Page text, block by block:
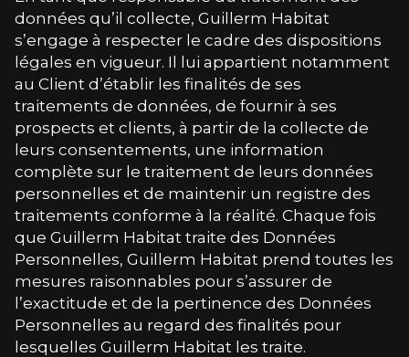
données qu’il collecte, Guillerm Habitat
s’engage à respecter le cadre des dispositions
légales en vigueur. Il lui appartient notamment
au Client d’établir les finalités de ses
traitements de données, de fournir à ses
prospects et clients, à partir de la collecte de
leurs consentements, une information
complète sur le traitement de leurs données
personnelles et de maintenir un registre des
traitements conforme à la réalité. Chaque fois
que Guillerm Habitat traite des Données
Personnelles, Guillerm Habitat prend toutes les
mesures raisonnables pour s’assurer de
l’exactitude et de la pertinence des Données
Personnelles au regard des finalités pour
lesquelles Guillerm Habitat les traite.